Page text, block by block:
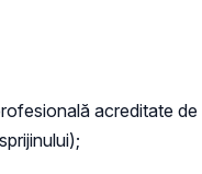
acreditate de